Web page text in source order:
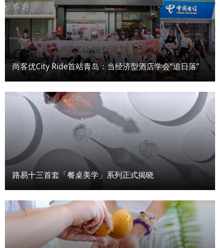
尚客优City Ride首站青岛：当经济型酒店学会“追日落”
路易十三首套「餐桌美学」系列正式揭晓